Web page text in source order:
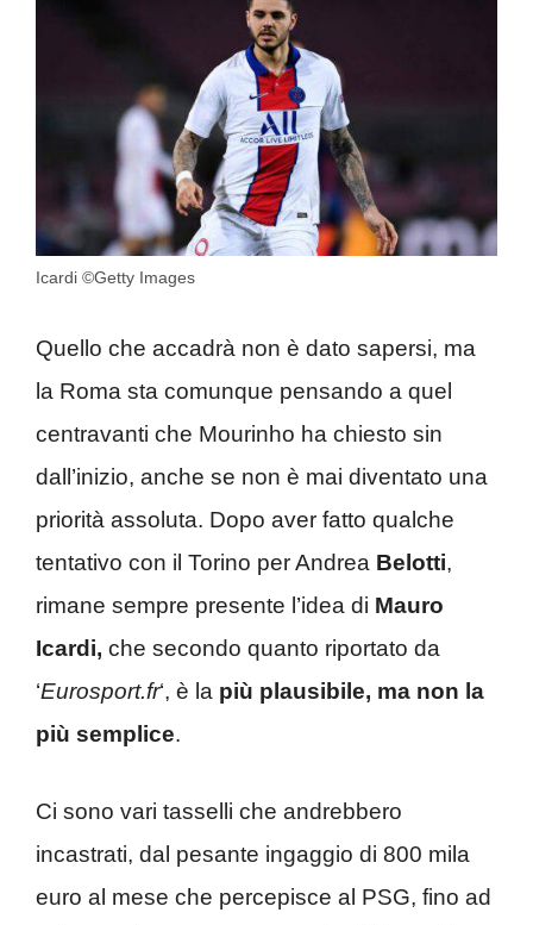
Icardi ©Getty Images
Quello che accadrà non è dato sapersi, ma
la Roma sta comunque pensando a quel
centravanti che Mourinho ha chiesto sin
dall’inizio, anche se non è mai diventato una
priorità assoluta. Dopo aver fatto qualche
tentativo con il Torino per Andrea Belotti,
rimane sempre presente l’idea di Mauro
Icardi, che secondo quanto riportato da
‘Eurosport.fr‘, è la più plausibile, ma non la
più semplice.
Ci sono vari tasselli che andrebbero
incastrati, dal pesante ingaggio di 800 mila
euro al mese che percepisce al PSG, fino ad